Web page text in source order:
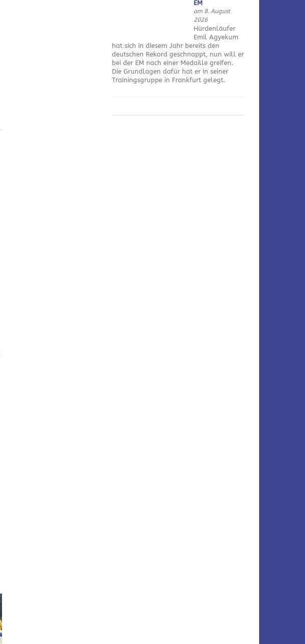
EM
am 8. August
2026
Hürdenläufer
Emil Agyekum
hat sich in diesem Jahr bereits den
deutschen Rekord geschnappt, nun will er
bei der EM nach einer Medaille greifen.
Die Grundlagen dafür hat er in seiner
Trainingsgruppe in Frankfurt gelegt.